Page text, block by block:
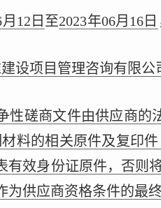
12日 至2023年06月16日
设项目管理咨询有限
性磋商文件由供应商的
料的相关原件及复印
有效身份证原件，否则
为供应商资格条件的最